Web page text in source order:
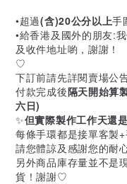
•超過(含)20公分以上手
•給香港及國外的朋友:
及收件地址喲，謝謝！
♡
下訂前請先詳閱賣場公
付款完成後隔天開始算
六日)
✨但實際製作工作天還
每條手環都是接單客製
請您體諒及感謝您的耐
另外商品庫存量並不是
貨！謝謝♡